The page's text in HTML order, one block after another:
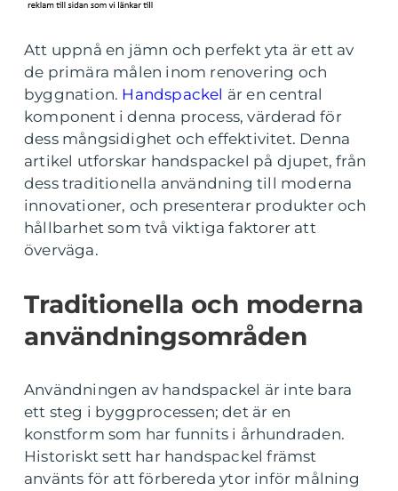
Att uppnå en jämn och perfekt yta är ett av
de primära målen inom renovering och
byggnation. Handspackel är en central
komponent i denna process, värderad för
dess mångsidighet och effektivitet. Denna
artikel utforskar handspackel på djupet, från
dess traditionella användning till moderna
innovationer, och presenterar produkter och
hållbarhet som två viktiga faktorer att
överväga.
Traditionella och moderna
användningsområden
Användningen av handspackel är inte bara
ett steg i byggprocessen; det är en
konstform som har funnits i århundraden.
Historiskt sett har handspackel främst
använts för att förbereda ytor inför målning